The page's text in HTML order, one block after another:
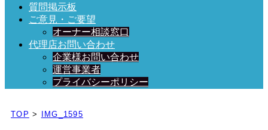
質問掲示板
ご意見・ご要望
オーナー相談窓口
代理店お問い合わせ
企業様お問い合わせ
運営事業者
プライバシーポリシー
TOP > IMG_1595